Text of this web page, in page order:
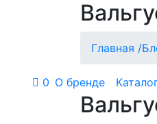
0 О бренде
Главная /